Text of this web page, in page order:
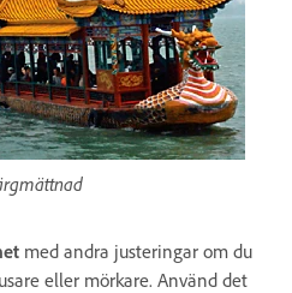
med andra justeringar om du
eller mörkare. Använd det